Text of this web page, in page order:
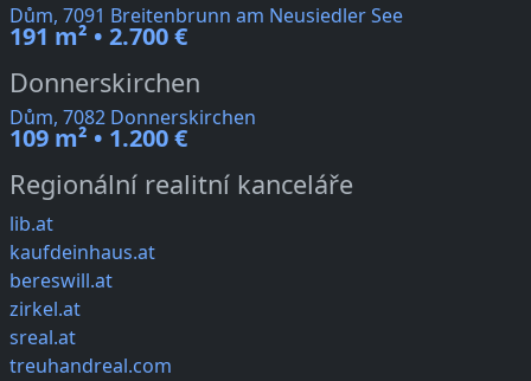
Dům, 7091 Breitenbrunn am Neusiedler See
191 m² • 2.700 €
Donnerskirchen
Dům, 7082 Donnerskirchen
109 m² • 1.200 €
Regionální realitní kanceláře
lib.at
kaufdeinhaus.at
bereswill.at
zirkel.at
sreal.at
treuhandreal.com